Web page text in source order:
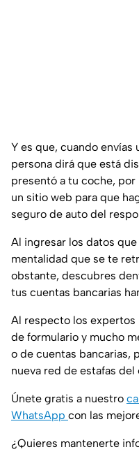
Y es que, cuando envías
persona dirá que está
presentó a tu coche,
un sitio web para que
seguro de auto del
Al ingresar los datos
mentalidad que se te
obstante, descubres
tus cuentas bancarias
Al respecto los expertos
de formulario y mucho
o de cuentas bancarias,
nueva red de estafas del
Únete gratis a nuestro
WhatsApp con las
¿Quieres mantenerte